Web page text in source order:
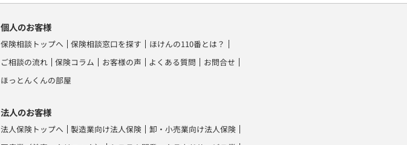
個人のお客様
保険相談トップへ 保険相談窓口を探す
ほけんの110番とは？
ご相談の流れ
保険コラム お客様の声 よくある質問
お問合せ
ほっとんくんの部屋
法人のお客様
法人保険トップへ 製造業向け法人保険
卸・小売業向け法人保険